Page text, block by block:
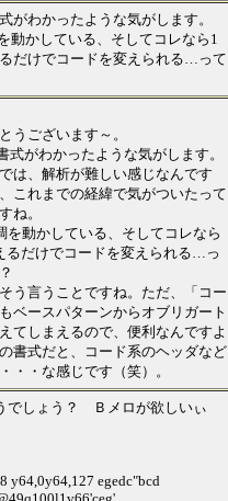
がわかったような気がします。
動かしている、そしてコレなら1
だけでコードを変えられる…って
うございます～。
式がわかったような気がします。
は、解析が難しい感じなんです
これまでの経緯で気がついたって
ね。
を動かしている、そしてコレなら
るだけでコードを変えられる…っ
う言うことですね。ただ、「コー
ベースパターンからオブリガート
てしまえるので、便利なんですよ
書式だと、コード系のヘッダなど
・・な感じです（笑）。
でしょう？ Ｂメロが欲しいぃ
y64,0y64,127 egedc"bcd